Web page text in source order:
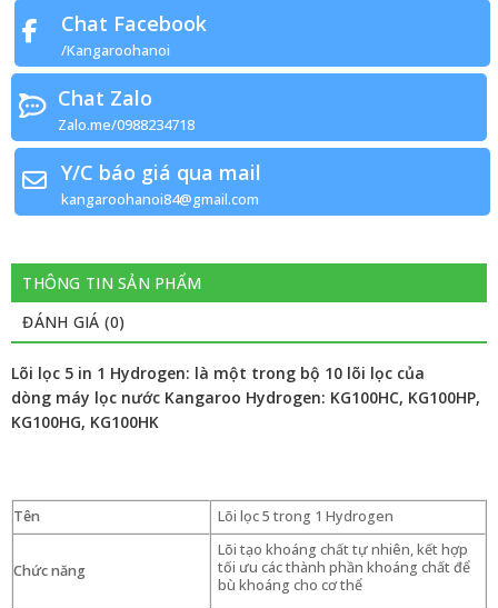
Chat Facebook
/Kangaroohanoi
Chat Zalo
Zalo.me/0988234718
Y/C báo giá qua mail
kangaroohanoi84@gmail.com
THÔNG TIN SẢN PHẨM
ĐÁNH GIÁ (0)
Lõi lọc 5 in 1 Hydrogen: là một trong bộ 10 lõi lọc của
dòng máy lọc nước Kangaroo Hydrogen: KG100HC, KG100HP,
KG100HG, KG100HK
Tên Lõi lọc 5 trong 1 Hydrogen
Chức năng
Lõi tạo khoáng chất tự nhiên, kết hợp
tối ưu các thành phần khoáng chất để
bù khoáng cho cơ thể